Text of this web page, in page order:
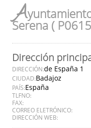
A
Serena (
Dirección
DIRECCIÓN:de España 1
CIUDAD:Badajoz
PAÍS:España
TLFNO:
FAX:
CORREO ELETRÓNICO:
DIRECCIÓN WEB: